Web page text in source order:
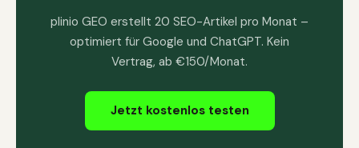
plinio GEO erstellt 20 SEO-Artikel pro Monat –
optimiert für Google und ChatGPT. Kein
Vertrag, ab €150/Monat.
Jetzt kostenlos testen